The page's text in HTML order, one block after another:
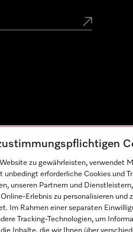
zu gewährleisten, verwendet
unbedingt erforderliche Cookies und
unseren Partnern und
Erlebnis zu personalisieren und
Im Rahmen einer separaten
Tracking-Technologien, um